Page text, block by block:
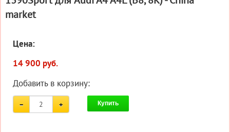
market
Цена:
14 900 руб.
Добавить в корзину:
Купить